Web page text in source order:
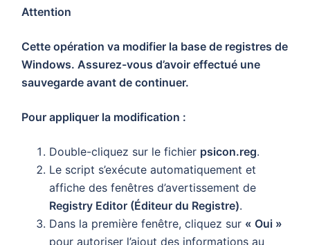
Attention
Cette opération va modifier la base de registres de
Windows. Assurez-vous d’avoir effectué une
sauvegarde avant de continuer.
Pour appliquer la modification :
Double-cliquez sur le fichier psicon.reg.
Le script s’exécute automatiquement et
affiche des fenêtres d’avertissement de
Registry Editor (Éditeur du Registre).
Dans la première fenêtre, cliquez sur « Oui »
pour autoriser l’ajout des informations au